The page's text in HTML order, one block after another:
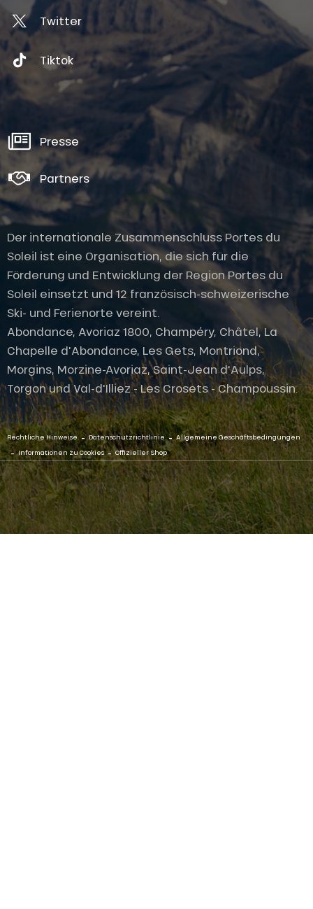
Twitter
Tiktok
Presse
Partners
Der internationale Zusammenschluss Portes du
Soleil ist eine Organisation, die sich für die
Förderung und Entwicklung der Region Portes du
Soleil einsetzt und 12 französisch-schweizerische
Ski- und Ferienorte vereint.
Abondance, Avoriaz 1800, Champéry, Châtel, La
Chapelle d'Abondance, Les Gets, Montriond,
Morgins, Morzine-Avoriaz, Saint-Jean d'Aulps,
Torgon und Val-d'Illiez - Les Crosets - Champoussin.
Rechtliche Hinweise - Datenschutzrichtlinie - Allgemeine Geschäftsbedingungen
- Informationen zu Cookies - Offizieller Shop